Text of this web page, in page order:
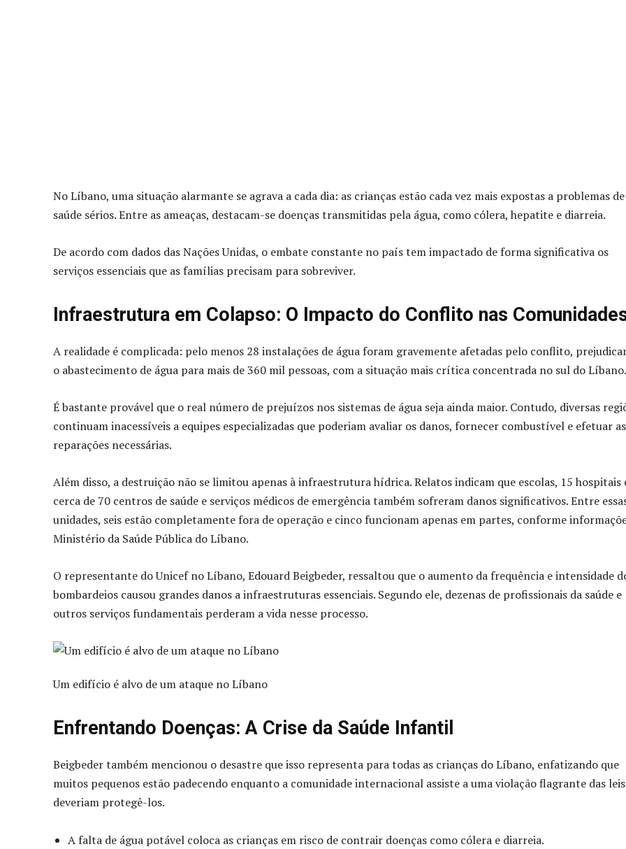
No Líbano, uma situação alarmante se agrava a cada dia: as crianças estão cada vez mais expostas a problemas de
saúde sérios. Entre as ameaças, destacam-se doenças transmitidas pela água, como cólera, hepatite e diarreia.
De acordo com dados das Nações Unidas, o embate constante no país tem impactado de forma significativa os
serviços essenciais que as famílias precisam para sobreviver.
Infraestrutura em Colapso: O Impacto do Conflito nas
A realidade é complicada: pelo menos 28 instalações de água foram gravemente afetadas pelo conflito,
o abastecimento de água para mais de 360 mil pessoas, com a situação mais crítica concentrada no sul do Líbano.
É bastante provável que o real número de prejuízos nos sistemas de água seja ainda maior. Contudo, diversas
continuam inacessíveis a equipes especializadas que poderiam avaliar os danos, fornecer combustível e efetuar as
reparações necessárias.
Além disso, a destruição não se limitou apenas à infraestrutura hídrica. Relatos indicam que escolas, 15 hospitais
cerca de 70 centros de saúde e serviços médicos de emergência também sofreram danos significativos. Entre
unidades, seis estão completamente fora de operação e cinco funcionam apenas em partes, conforme
Ministério da Saúde Pública do Líbano.
O representante do Unicef no Líbano, Edouard Beigbeder, ressaltou que o aumento da frequência e intensidade
bombardeios causou grandes danos a infraestruturas essenciais. Segundo ele, dezenas de profissionais da saúde e
outros serviços fundamentais perderam a vida nesse processo.
Um edifício é alvo de um ataque no Líbano
Enfrentando Doenças: A Crise da Saúde Infantil
Beigbeder também mencionou o desastre que isso representa para todas as crianças do Líbano, enfatizando que
muitos pequenos estão padecendo enquanto a comunidade internacional assiste a uma violação flagrante das
deveriam protegê-los.
A falta de água potável coloca as crianças em risco de contrair doenças como cólera e diarreia.